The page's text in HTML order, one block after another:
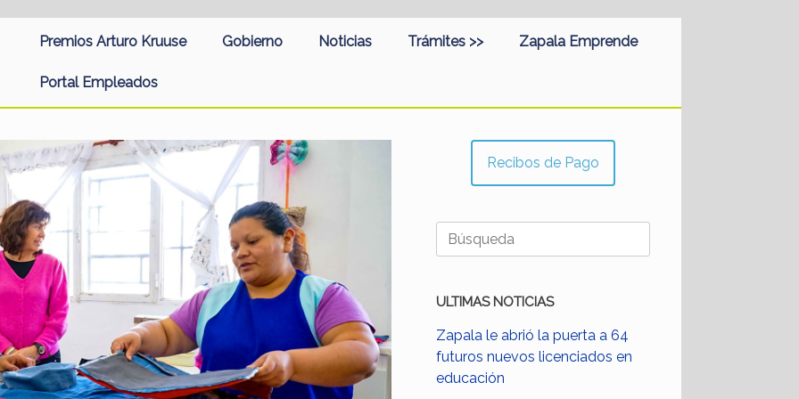
Premios Arturo Kruuse Gobierno Noticias Trámites >> Zapala Emprende
Portal Empleados
Recibos de Pago
Buscar:
ULTIMAS NOTICIAS
Zapala le abrió la puerta a 64
futuros nuevos licenciados en
educación